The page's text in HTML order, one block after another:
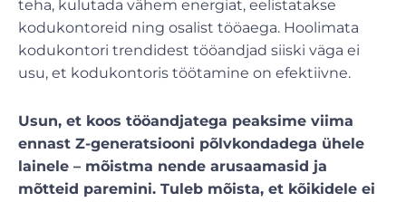
teha, kulutada vähem energiat, eelistatakse
kodukontoreid ning osalist tööaega. Hoolimata
kodukontori trendidest tööandjad siiski väga ei
usu, et kodukontoris töötamine on efektiivne.
Usun, et koos tööandjatega peaksime viima
ennast Z-generatsiooni põlvkondadega ühele
lainele – mõistma nende arusaamasid ja
mõtteid paremini. Tuleb mõista, et kõikidele ei